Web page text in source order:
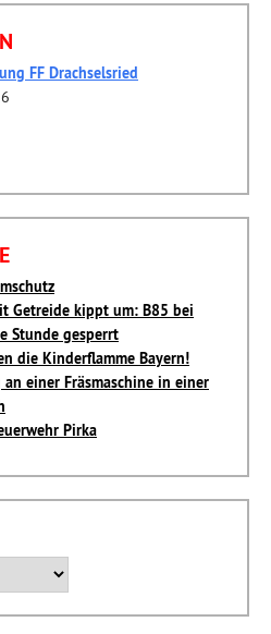
FF Drachselsried
Getreide kippt um: B85 bei
Stunde gesperrt
die Kinderflamme Bayern!
einer Fräsmaschine in einer
Pirka